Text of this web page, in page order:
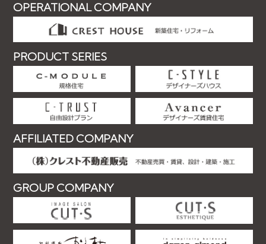
OPERATIONAL COMPANY
PRODUCT SERIES
AFFILIATED COMPANY
GROUP COMPANY